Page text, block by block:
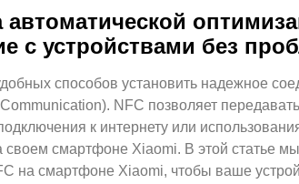
автоматической
с устройствами без
способов установить надежное
NFC позволяет
к интернету или
своем смартфоне Xiaomi. В этой статье
на смартфоне Xiaomi, чтобы ваше